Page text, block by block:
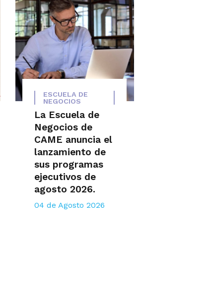
ESCUELA DE
NEGOCIOS
La Escuela de
Negocios de
CAME anuncia el
lanzamiento de
sus programas
ejecutivos de
agosto 2026.
04 de Agosto 2026